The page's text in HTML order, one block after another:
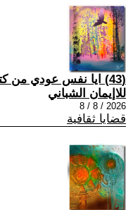
(43) ايا نفس عودي من كتاب(انثى من زمن آخر)
للاإيمان الشباني
2026 / 8 / 8
قضايا ثقافية